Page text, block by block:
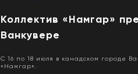
Коллектив «Намгар»
Ванкувере
С 16 по 18 июля в канадском городе
«Намгар».